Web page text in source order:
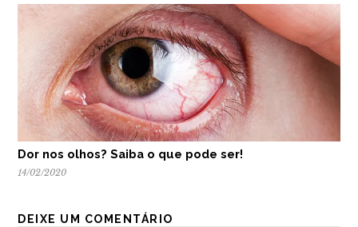
Dor nos olhos? Saiba o que pode ser!
14/02/2020
DEIXE UM COMENTÁRIO